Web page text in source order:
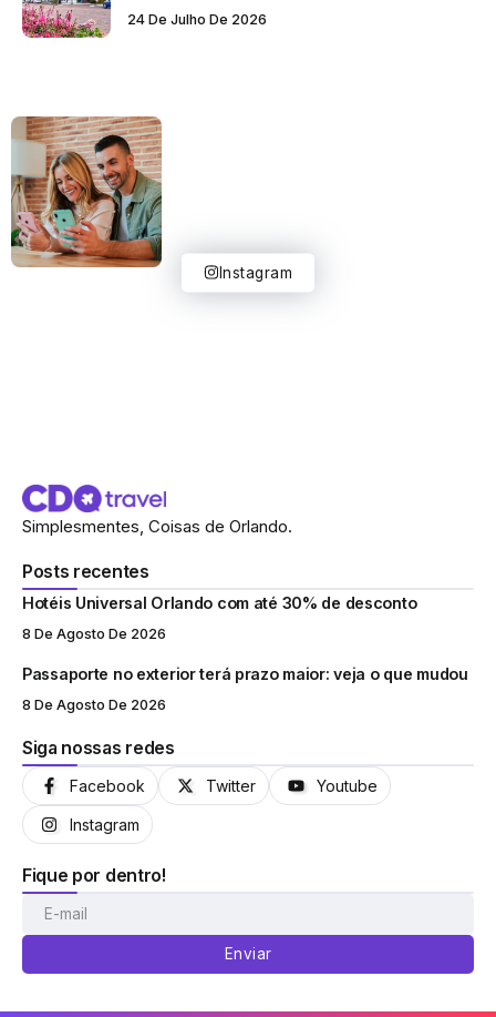
24 De Julho De 2026
Instagram
Simplesmentes, Coisas de Orlando.
Posts recentes
Hotéis Universal Orlando com até 30% de desconto
8 De Agosto De 2026
Passaporte no exterior terá prazo maior: veja o que mudou
8 De Agosto De 2026
Siga nossas redes
Facebook Twitter Youtube
Instagram
Fique por dentro!
Enviar